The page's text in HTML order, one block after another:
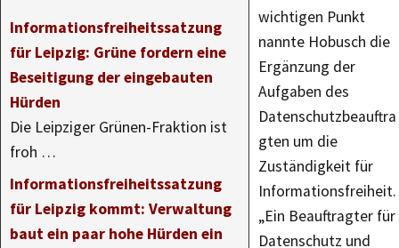
Informationsfreiheitssatzung
für Leipzig: Grüne fordern eine
Beseitigung der eingebauten
Hürden
Die Leipziger Grünen-Fraktion ist
froh …
Informationsfreiheitssatzung
für Leipzig kommt: Verwaltung
baut ein paar hohe Hürden ein
wichtigen Punkt
nannte Hobusch die
Ergänzung der
Aufgaben des
Datenschutzbeauftra
gten um die
Zuständigkeit für
Informationsfreiheit.
„Ein Beauftragter für
Datenschutz und